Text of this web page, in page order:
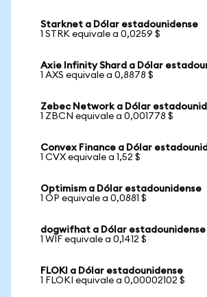
Starknet a Dólar estadounidense
1 STRK equivale a 0,0259 $
Axie Infinity Shard a Dólar
1 AXS equivale a 0,8878 $
Zebec Network a Dólar
1 ZBCN equivale a 0,001778 $
Convex Finance a Dólar
1 CVX equivale a 1,52 $
Optimism a Dólar estadounidense
1 OP equivale a 0,0881 $
dogwifhat a Dólar estadounidense
1 WIF equivale a 0,1412 $
FLOKI a Dólar estadounidense
1 FLOKI equivale a 0,00002102 $